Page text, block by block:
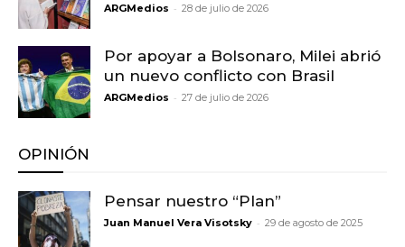
ARGMedios - 28 de julio de 2026
Por apoyar a Bolsonaro, Milei abrió
un nuevo conflicto con Brasil
ARGMedios - 27 de julio de 2026
OPINIÓN
Pensar nuestro “Plan”
Juan Manuel Vera Visotsky - 29 de agosto de 2025